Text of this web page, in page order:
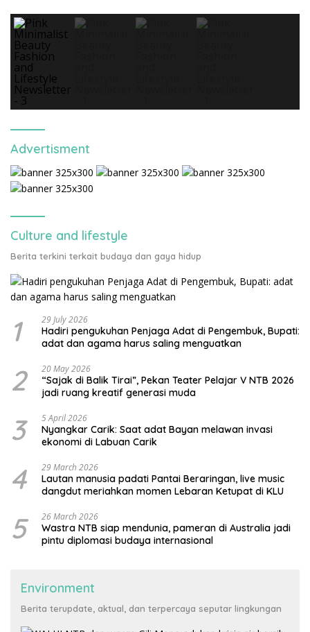
Advertisment
Culture and lifestyle
Berita terkini terkait budaya dan gaya hidup
1 29 July 2026
Hadiri pengukuhan Penjaga Adat di Pengembuk, Bupati:
adat dan agama harus saling menguatkan
2 20 May 2026
“Sajak di Balik Tirai”, Pekan Teater Pelajar V NTB 2026
jadi ruang kreatif generasi muda
3 5 April 2026
Nyangkar Carik: Saat adat Bayan melawan invasi
ekonomi di Labuan Carik
4 29 March 2026
Lautan manusia padati Pantai Beraringan, live music
dangdut meriahkan momen Lebaran Ketupat di KLU
5 26 March 2026
Wastra NTB siap mendunia, pameran di Australia jadi
pintu diplomasi budaya internasional
Environment
Berita terupdate, aktual, dan terpercaya seputar lingkungan